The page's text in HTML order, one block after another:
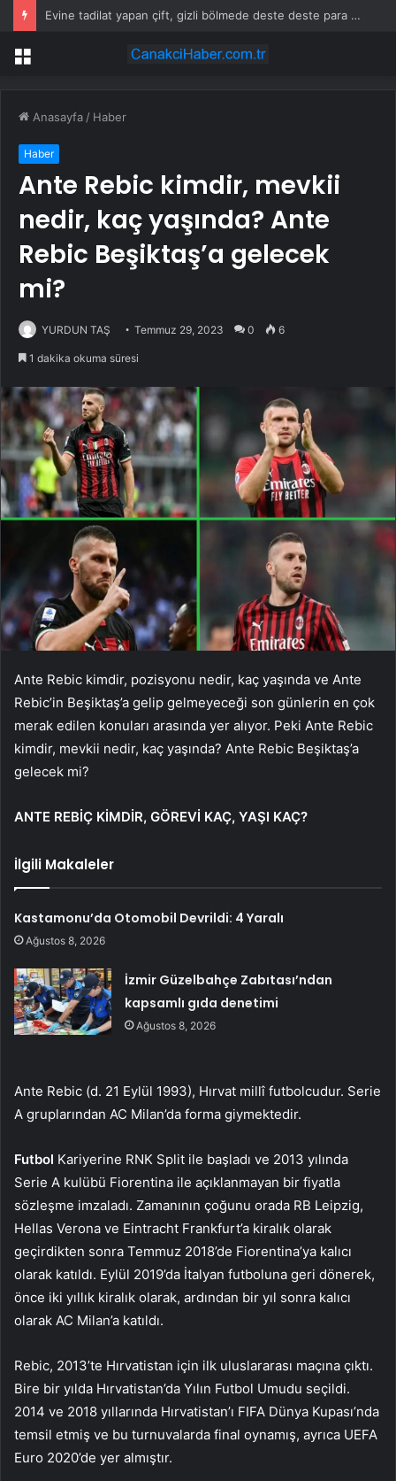
Evine tadilat yapan çift, gizli bölmede deste deste para buldu
Menü
Anasayfa / Haber
Haber
Ante Rebic kimdir, mevkii
nedir, kaç yaşında? Ante
Rebic Beşiktaş’a gelecek
mi?
YURDUN TAŞ Temmuz 29, 2023 0 6
1 dakika okuma süresi
Ante Rebic kimdir, pozisyonu nedir, kaç yaşında ve Ante
Rebic’in Beşiktaş’a gelip gelmeyeceği son günlerin en çok
merak edilen konuları arasında yer alıyor. Peki Ante Rebic
kimdir, mevkii nedir, kaç yaşında? Ante Rebic Beşiktaş’a
gelecek mi?
ANTE REBİÇ KİMDİR, GÖREVİ KAÇ, YAŞI KAÇ?
İlgili Makaleler
Kastamonu’da Otomobil Devrildi: 4 Yaralı
Ağustos 8, 2026
İzmir Güzelbahçe Zabıtası’ndan
kapsamlı gıda denetimi
Ağustos 8, 2026
Ante Rebic (d. 21 Eylül 1993), Hırvat millî futbolcudur. Serie
A gruplarından AC Milan’da forma giymektedir.
Futbol Kariyerine RNK Split ile başladı ve 2013 yılında
Serie A kulübü Fiorentina ile açıklanmayan bir fiyatla
sözleşme imzaladı. Zamanının çoğunu orada RB Leipzig,
Hellas Verona ve Eintracht Frankfurt’a kiralık olarak
geçirdikten sonra Temmuz 2018’de Fiorentina’ya kalıcı
olarak katıldı. Eylül 2019’da İtalyan futboluna geri dönerek,
önce iki yıllık kiralık olarak, ardından bir yıl sonra kalıcı
olarak AC Milan’a katıldı.
Rebic, 2013’te Hırvatistan için ilk uluslararası maçına çıktı.
Bire bir yılda Hırvatistan’da Yılın Futbol Umudu seçildi.
2014 ve 2018 yıllarında Hırvatistan’ı FIFA Dünya Kupası’nda
temsil etmiş ve bu turnuvalarda final oynamış, ayrıca UEFA
Euro 2020’de yer almıştır.